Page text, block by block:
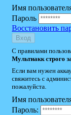
Имя
Пароль
Восстановить
Вход
С правилами
Мультиакк строго
Если вам нужен
свяжитесь с
пожалуйста.
Имя
Пароль: